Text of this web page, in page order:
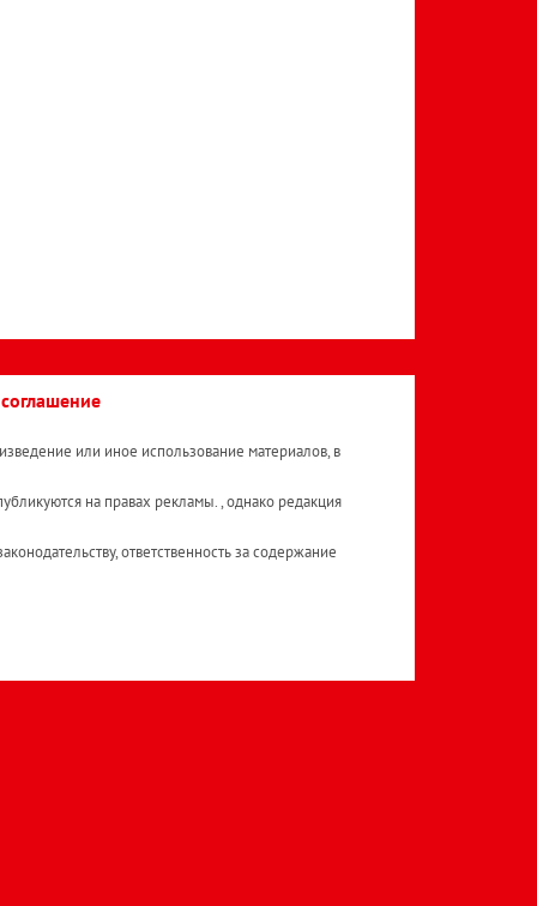
или иное использование материалов, в
на правах рекламы. , однако редакция
ответственность за содержание